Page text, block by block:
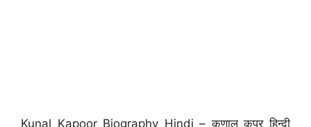
Kunal Kapoor Biography Hindi – कुणाल कपूर हिन्दी